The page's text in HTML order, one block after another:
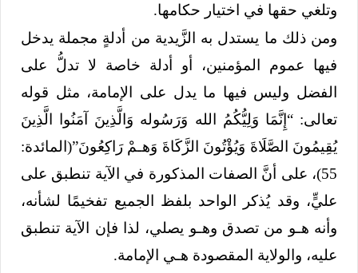
وتلغي حقها في اختيار حكامها.
ومن ذلك ما يستدل به الزَّيدية من أدلةٍ مجملة يدخل
فيها عموم المؤمنين، أو أدلة خاصة لا تدلُّ على
الفضل وليس فيها ما يدل على الإمامة، مثل قوله
تعالى: “إِنَّمَا وَلِيُّكُمُ الله وَرَسُوله وَالَّذِينَ آمَنُوا الَّذِينَ
يُقِيمُونَ الصَّلَاةَ وَيُؤْتُونَ الزَّكَاةَ وَهـمْ رَاكِعُونَ”(المائدة:
55)، على أنَّ الصفات المذكورة في الآية تنطبق على
عليٍّ، وقد يُذكر الواحد بلفظ الجميع تفخيمًا لشأنه،
وأنه هـو من تصدق وهـو يصلي، لذا فإن الآية تنطبق
عليه، والولاية المقصودة هـي الإمامة.